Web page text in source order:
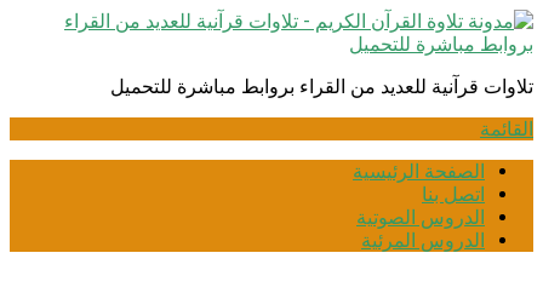
انتقل
إلى
تلاوات قرآنية للعديد من القراء بروابط مباشرة للتحميل
القائمة
الصفحة الرئيسية
اتصل بنا
الدروس الصوتية
الدروس المرئية